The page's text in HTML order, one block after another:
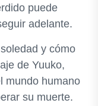
puede
adelante.
y cómo
de Yuuko,
mundo humano
su muerte.